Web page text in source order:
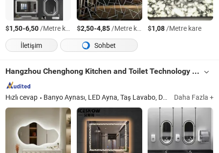
$1,50-6,50/Metre kare $2,50-4,85/Metre kare $1,08/Metre kare
İletişim
Sohbet
Hangzhou Chenghong Kitchen and Toilet Technology Co., Ltd.
Hızlı cevap Banyo Aynası, LED Ayna, Taş Lavabo, Dolap Tezgah Lavabosu, Ayna Sensörü, Ayna için Elektronik Anahtar, Akıllı Ayna, Cam Lavabo, Dokunmatik Anahtar Güç Kaynağı, Banyo Dolabı Daha Fazla +